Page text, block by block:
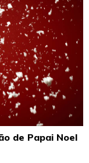
de Papai Noel